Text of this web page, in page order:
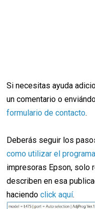
Si necesitas ayuda
un comentario o
formulario de contacto.
Deberás seguir los
como utilizar el
impresoras Epson, solo
describen en esa
haciendoclick aquí.